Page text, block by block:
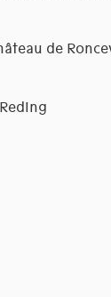
de